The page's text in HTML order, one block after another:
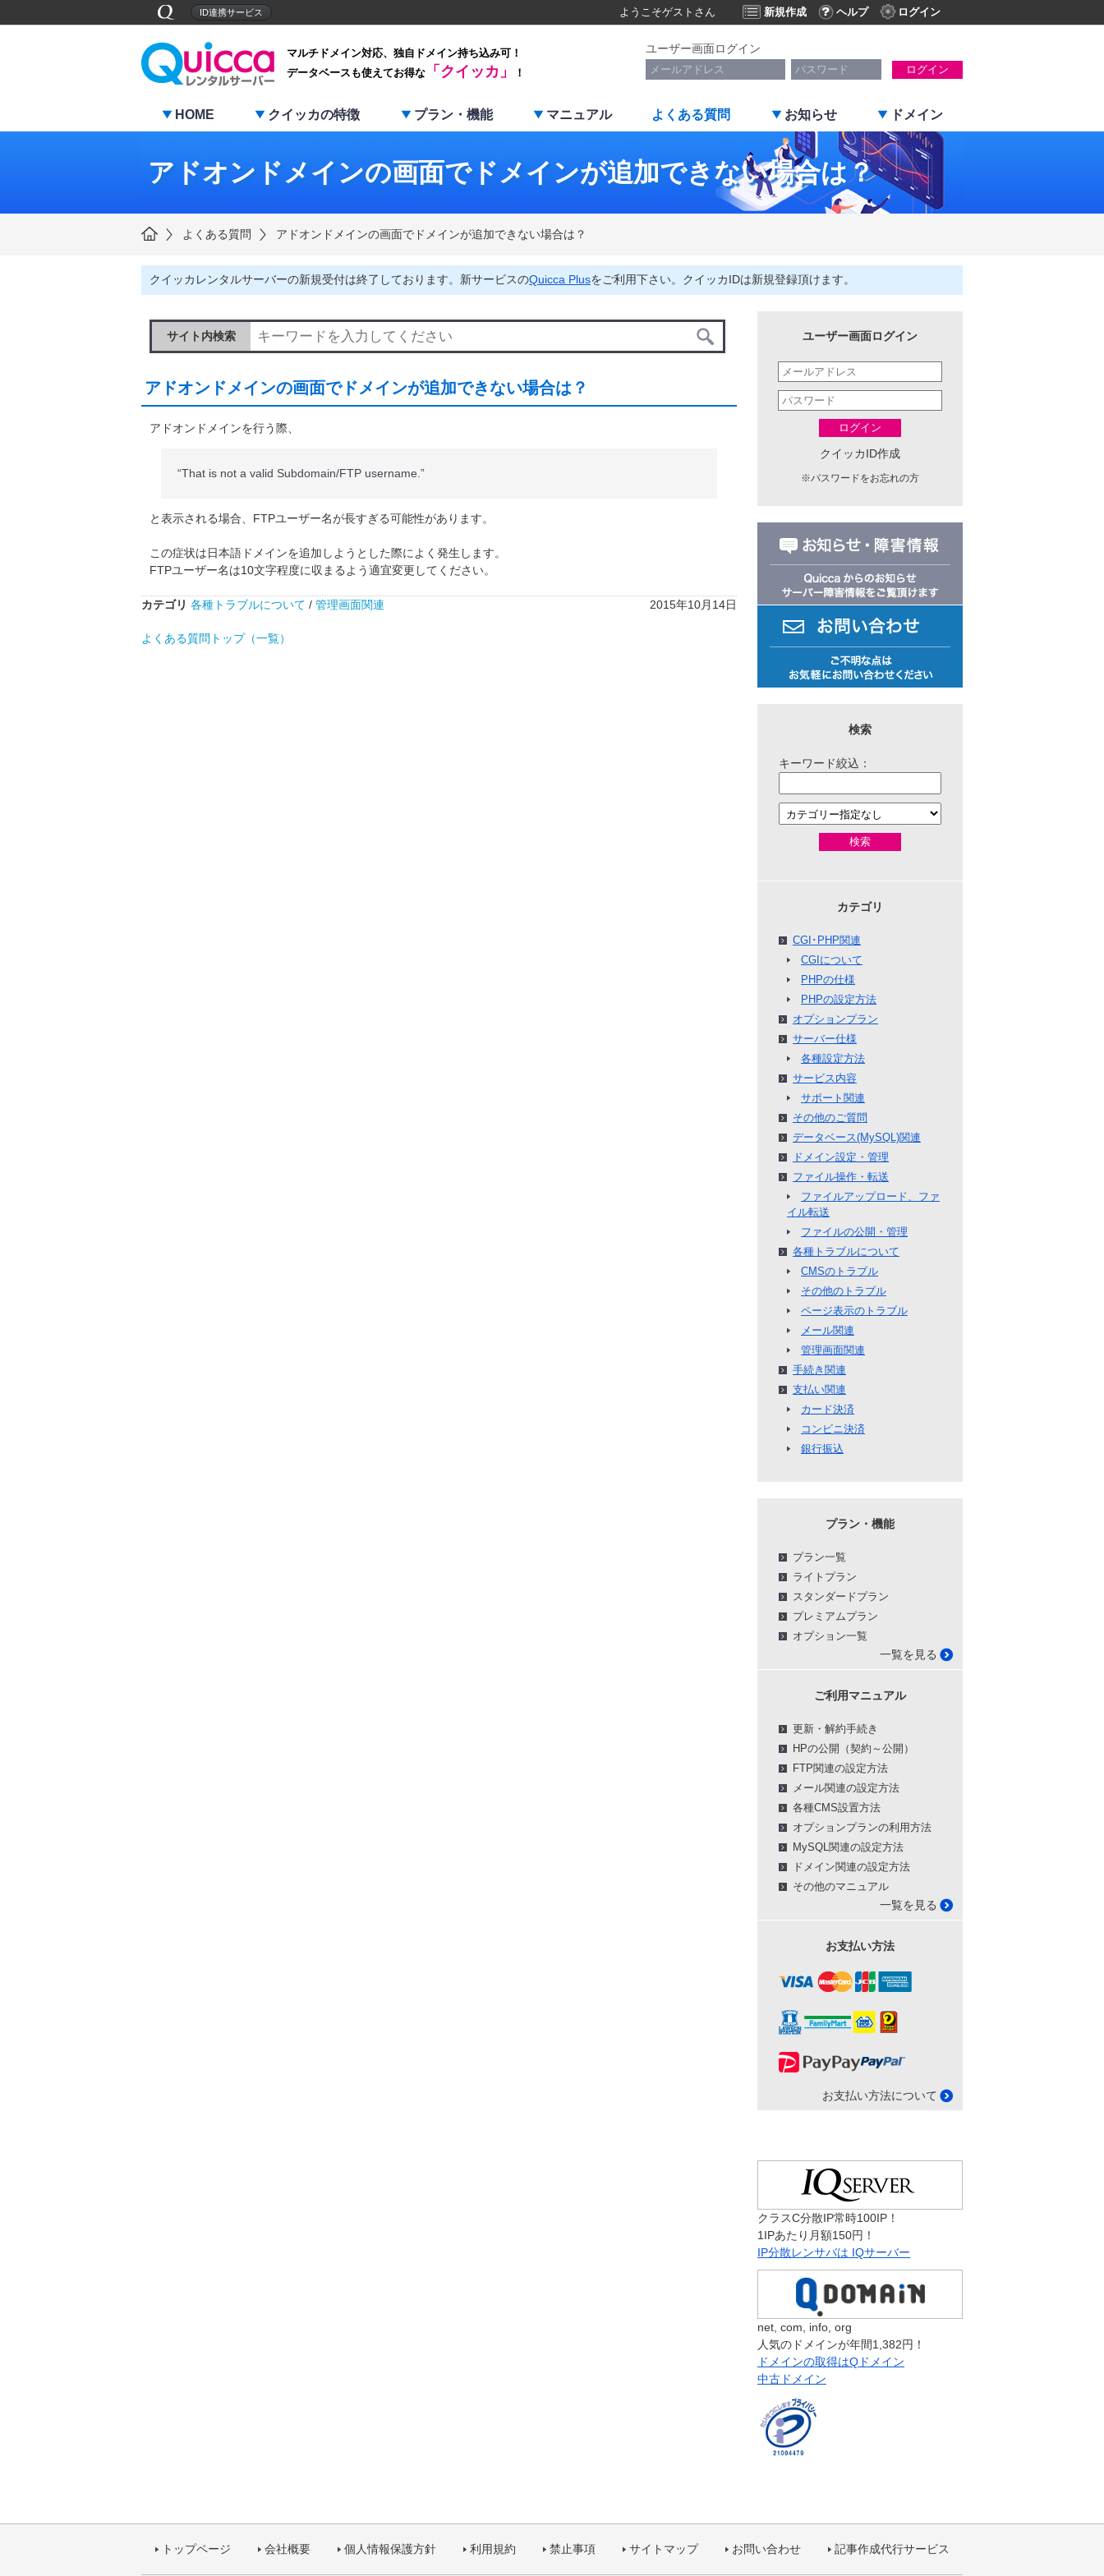
ID連携サービス ようこそゲスト さん 新規作成 ヘルプ ログイン
マルチドメイン対応、独自ドメイン持ち込み可！
データベースも使えてお得な
「クイッカ」 ！
ユーザー画面ログイン
ログイン
HOME クイッカの特徴 プラン・機能 マニュアル よくある質問 お知らせ ドメイン
アドオンドメインの画面でドメインが追加できない場合は？
よくある質問 アドオンドメインの画面でドメインが追加できない場合は？
クイッカレンタルサーバーの新規受付は終了しております。新サービスのQuicca Plusをご利用下さい。クイッカIDは新規登録頂けます。
サイト内検索
アドオンドメインの画面でドメインが追加できない場合は？
アドオンドメインを行う際、
“That is not a valid Subdomain/FTP username.”
と表示される場合、FTPユーザー名が長すぎる可能性があります。
この症状は日本語ドメインを追加しようとした際によく発生します。
FTPユーザー名は10文字程度に収まるよう適宜変更してください。
カテゴリ 各種トラブルについて / 管理画面関連 2015年10月14日
よくある質問トップ（一覧）
ユーザー画面ログイン
ログイン
クイッカID作成
※パスワードをお忘れの方
検索
キーワード絞込：
検索
カテゴリ
CGI･PHP関連
CGIについて
PHPの仕様
PHPの設定方法
オプションプラン
サーバー仕様
各種設定方法
サービス内容
サポート関連
その他のご質問
データベース(MySQL)関連
ドメイン設定・管理
ファイル操作・転送
ファイルアップロード、ファ
イル転送
ファイルの公開・管理
各種トラブルについて
CMSのトラブル
その他のトラブル
ページ表示のトラブル
メール関連
管理画面関連
手続き関連
支払い関連
カード決済
コンビニ決済
銀行振込
プラン・機能
プラン一覧
ライトプラン
スタンダードプラン
プレミアムプラン
オプション一覧
一覧を見る
ご利用マニュアル
更新・解約手続き
HPの公開（契約～公開）
FTP関連の設定方法
メール関連の設定方法
各種CMS設置方法
オプションプランの利用方法
MySQL関連の設定方法
ドメイン関連の設定方法
その他のマニュアル
一覧を見る
お支払い方法
お支払い方法について
クラスC分散IP常時100IP！
1IPあたり月額150円！
IP分散レンサバは IQサーバー
net, com, info, org
人気のドメインが年間1,382円！
ドメインの取得はQドメイン
中古ドメイン
トップページ 会社概要 個人情報保護方針 利用規約 禁止事項 サイトマップ お問い合わせ 記事作成代行サービス